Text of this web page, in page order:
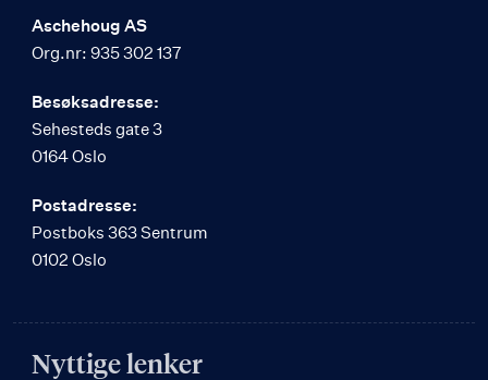
Aschehoug AS
Org.nr: 935 302 137
Besøksadresse:
Sehesteds gate 3
0164 Oslo
Postadresse:
Postboks 363 Sentrum
0102 Oslo
Nyttige lenker